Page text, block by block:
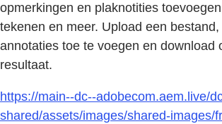
opmerkingen en plaknotities
tekenen en meer. Upload een
annotaties toe te voegen en download
resultaat.
https://main--dc--adobecom.aem.live/
shared/assets/images/shared-images/